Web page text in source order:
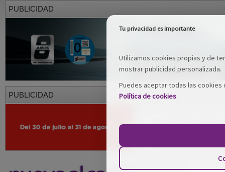
PUBLICIDAD
PUBLICIDAD
Tu privacidad es importante
Utilizamos cookies propias y de
mostrar publicidad personalizada.
Puedes aceptar todas las
Política de cookies.